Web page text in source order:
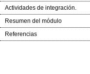
Actividades de integración.
Resumen del módulo
Referencias